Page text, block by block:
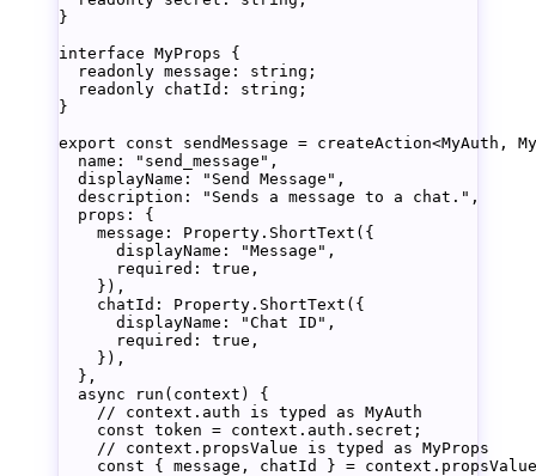
}
interface MyProps {
  readonly
message : string ;
  readonly
chatId : string ;
}
export const sendMessage = createAction<MyAuth ,
  name
: " send_message " ,
  displayName
: " Send Message " ,
  description
: " Sends a message to a chat ." ,
  props
: {
    message
: Property. ShortText ({
      displayName:
"Message" ,
      required:
true ,
    }),
    chatId
: Property . ShortText ({
      displayName
: "Chat ID" ,
      required
: true ,
    }),
  },
  async
run ( context ) {
    // context.auth is typed as MyAuth
    const
token = context.auth.secret;
    // context.propsValue is typed as MyProps
    const
{ message , chatId } =